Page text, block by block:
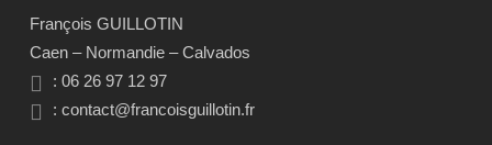
François GUILLOTIN
Caen – Normandie – Calvados
: 06 26 97 12 97
:contact@francoisguillotin.fr